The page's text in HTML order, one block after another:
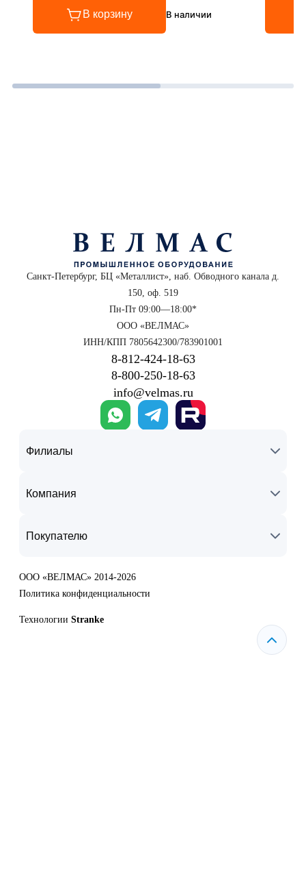
В корзину В наличии
Санкт-Петербург, БЦ «Металлист», наб. Обводного канала д.
150, оф. 519
Пн-Пт 09:00—18:00*
ООО «ВЕЛМАС»
ИНН/КПП 7805642300/783901001
8‑812‑424‑18‑63
8‑800‑250‑18‑63
info@velmas.ru
Филиалы
Компания
Покупателю
ООО «ВЕЛМАС» 2014-2026
Политика конфиденциальности
Технологии Stranke